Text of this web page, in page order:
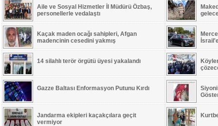
Aile ve Sosyal Hizmetler İl Müdürü Özbaş,
personellerle vedalaştı
Kaçak maden ocağı sahipleri, Afgan
madencinin cesedini yakmış
14 silahlı terör örgütü üyesi yakalandı
Gazze Baltası Enformasyon Putunu Kırdı
Jandarma ekipleri kaçakçılara geçit
vermiyor